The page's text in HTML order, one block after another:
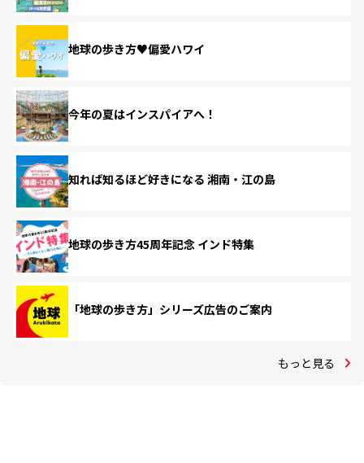
地球の歩き方♥偏愛ハワイ
今年の夏はインスパイアへ！
知れば知るほど好きになる 湘南・江の島
地球の歩き方45周年記念 インド特集
「地球の歩き方」シリーズ広告のご案内
もっと見る